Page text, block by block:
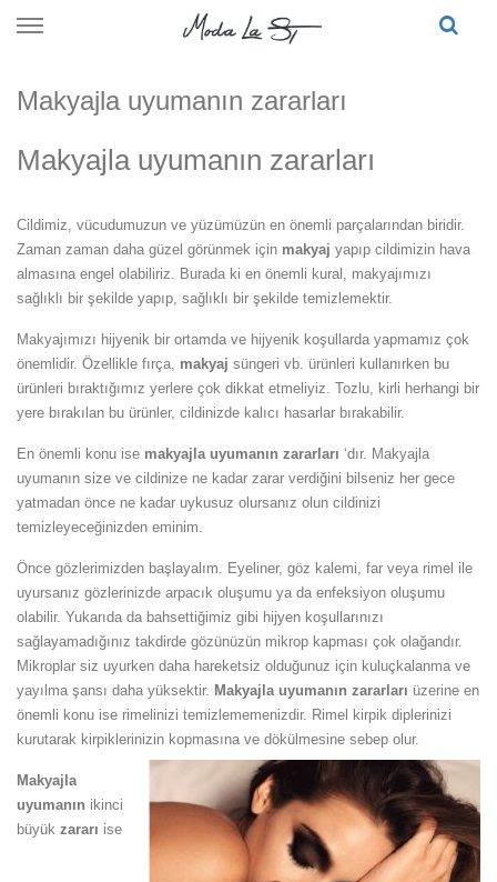
to
Makyajla uyumanın zararları
Makyajla uyumanın zararları
Cildimiz, vücudumuzun ve yüzümüzün en önemli parçalarından biridir.
Zaman zaman daha güzel görünmek için makyaj yapıp cildimizin hava
almasına engel olabiliriz. Burada ki en önemli kural, makyajımızı
sağlıklı bir şekilde yapıp, sağlıklı bir şekilde temizlemektir.
Makyajımızı hijyenik bir ortamda ve hijyenik koşullarda yapmamız çok
önemlidir. Özellikle fırça, makyaj süngeri vb. ürünleri kullanırken bu
ürünleri bıraktığımız yerlere çok dikkat etmeliyiz. Tozlu, kirli herhangi bir
yere bırakılan bu ürünler, cildinizde kalıcı hasarlar bırakabilir.
En önemli konu ise makyajla uyumanın zararları ‘dır. Makyajla
uyumanın size ve cildinize ne kadar zarar verdiğini bilseniz her gece
yatmadan önce ne kadar uykusuz olursanız olun cildinizi
temizleyeceğinizden eminim.
Önce gözlerimizden başlayalım. Eyeliner, göz kalemi, far veya rimel ile
uyursanız gözlerinizde arpacık oluşumu ya da enfeksiyon oluşumu
olabilir. Yukarıda da bahsettiğimiz gibi hijyen koşullarınızı
sağlayamadığınız takdirde gözünüzün mikrop kapması çok olağandır.
Mikroplar siz uyurken daha hareketsiz olduğunuz için kuluçkalanma ve
yayılma şansı daha yüksektir. Makyajla uyumanın zararları üzerine en
önemli konu ise rimelinizi temizlememenizdir. Rimel kirpik diplerinizi
kurutarak kirpiklerinizin kopmasına ve dökülmesine sebep olur.
Makyajla
uyumanın ikinci
büyük zararı ise